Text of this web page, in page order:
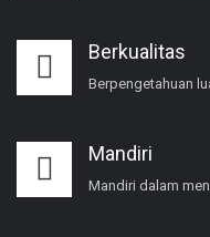
Berkualitas
Berpengetahuan
Mandiri
Mandiri dalam